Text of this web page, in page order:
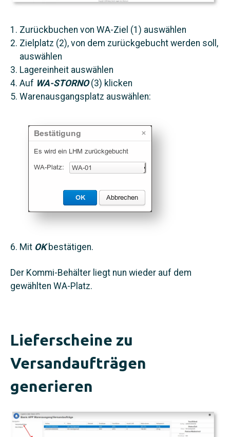
Zurückbuchen von WA-Ziel (1) auswählen
Zielplatz (2), von dem zurückgebucht werden soll,
auswählen
Lagereinheit auswählen
Auf WA-STORNO (3) klicken
Warenausgangsplatz auswählen:
Mit OKbestätigen.
Der Kommi-Behälter liegt nun wieder auf dem
gewählten WA-Platz.
Lieferscheine zu
Versandaufträgen
generieren